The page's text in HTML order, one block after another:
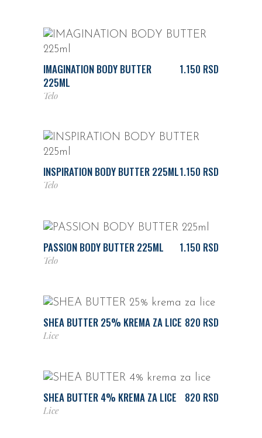
DODAJ U KORPU
IMAGINATION BODY BUTTER
225ML
1.150 RSD
Telo
DODAJ U KORPU
INSPIRATION BODY BUTTER 225ML1.150 RSD
Telo
PASSION BODY BUTTER 225ML 1.150 RSD
Telo
SHEA BUTTER 25% KREMA ZA LICE 820 RSD
Lice
SHEA BUTTER 4% KREMA ZA LICE 820 RSD
Lice